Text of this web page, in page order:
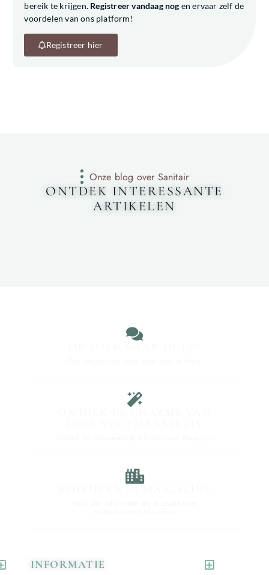
bereik te krijgen. Registreer vandaag nog en ervaar zelf de
voordelen van ons platform!
Registreer hier
Onze blog over Sanitair
ONTDEK INTERESSANTE
ARTIKELEN
INFORMATIE